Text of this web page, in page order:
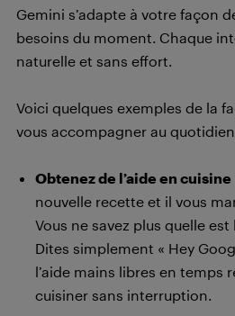
Gemini s’adapte à votre façon
besoins du moment. Chaque
naturelle et sans effort.
Voici quelques exemples de la
vous accompagner au
Obtenez de l’aide en cuisine
nouvelle recette et il vous
Vous ne savez plus quelle
Dites simplement « Hey
l’aide mains libres en temps
cuisiner sans interruption.